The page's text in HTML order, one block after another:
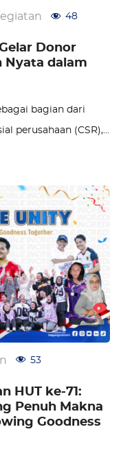
48
Donor
Nyata dalam
bagian dari
perusahaan (CSR),…
53
HUT ke-71:
Penuh Makna
Goodness